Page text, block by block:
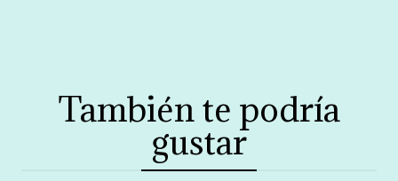
También te podría
gustar